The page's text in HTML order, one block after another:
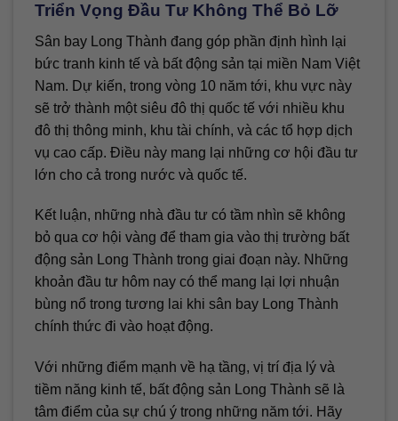
Triển Vọng Đầu Tư Không Thể Bỏ Lỡ
Sân bay Long Thành đang góp phần định hình lại
bức tranh kinh tế và bất động sản tại miền Nam Việt
Nam. Dự kiến, trong vòng 10 năm tới, khu vực này
sẽ trở thành một siêu đô thị quốc tế với nhiều khu
đô thị thông minh, khu tài chính, và các tổ hợp dịch
vụ cao cấp. Điều này mang lại những cơ hội đầu tư
lớn cho cả trong nước và quốc tế.
Kết luận, những nhà đầu tư có tầm nhìn sẽ không
bỏ qua cơ hội vàng để tham gia vào thị trường bất
động sản Long Thành trong giai đoạn này. Những
khoản đầu tư hôm nay có thể mang lại lợi nhuận
bùng nổ trong tương lai khi sân bay Long Thành
chính thức đi vào hoạt động.
Với những điểm mạnh về hạ tầng, vị trí địa lý và
tiềm năng kinh tế, bất động sản Long Thành sẽ là
tâm điểm của sự chú ý trong những năm tới. Hãy